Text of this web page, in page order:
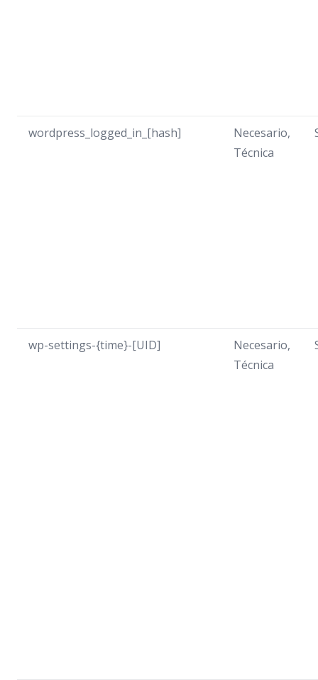
wordpress_logged_in_[hash]
Necesario,
Técnica
wp-settings-{time}-[UID]
Necesario,
Técnica